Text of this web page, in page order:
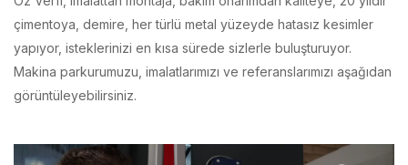
yapıyor, isteklerinizi en kısa sürede sizlerle buluşturuyor.
Makina parkurumuzu, imalatlarımızı ve referanslarımızı aşağıdan
görüntüleyebilirsiniz.